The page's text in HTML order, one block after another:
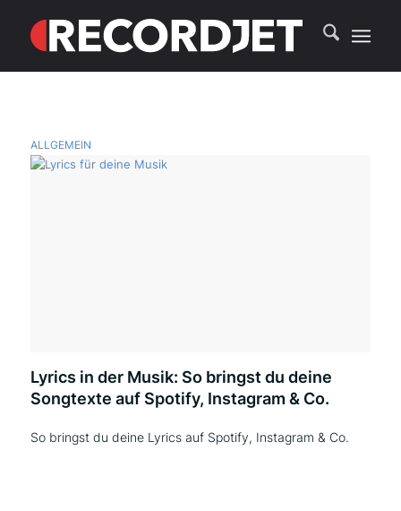
ALLGEMEIN
Lyrics in der Musik: So bringst du deine
Songtexte auf Spotify, Instagram & Co.
So bringst du deine Lyrics auf Spotify, Instagram & Co.